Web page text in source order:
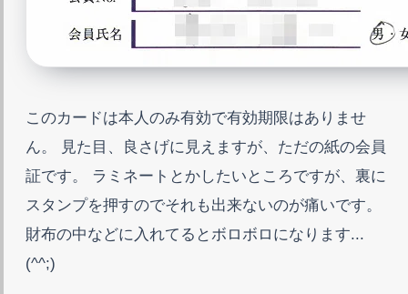
このカードは本人のみ有効で有効期限はありませ
ん。 見た目、良さげに見えますが、ただの紙の会員
証です。 ラミネートとかしたいところですが、裏に
スタンプを押すのでそれも出来ないのが痛いです。
財布の中などに入れてるとボロボロになります...
(^^;)